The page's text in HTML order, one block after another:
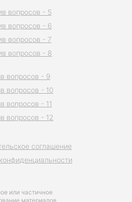
или частичное
материалов
соглашение
вопросов - 5
вопросов - 6
вопросов - 7
вопросов - 8
вопросов - 9
вопросов - 10
вопросов - 11
вопросов - 12